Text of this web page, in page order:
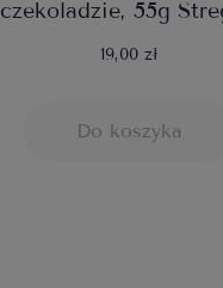
czekoladzie, 55g
19,00 zł
Do koszyka